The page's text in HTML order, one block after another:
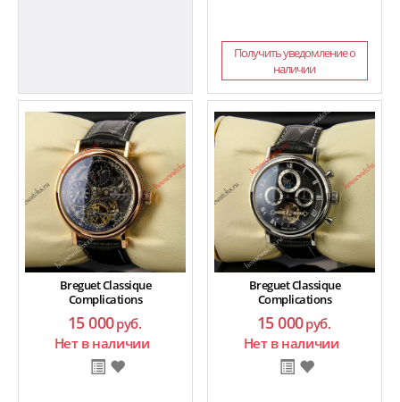
Получить уведомление о
наличии
Breguet Classique
Complications
15 000руб.
Нет в наличии
Breguet Classique
Complications
15 000руб.
Нет в наличии